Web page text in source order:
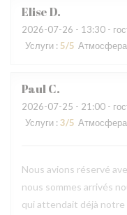
EliseD
2026-07-26 - 13:30 -
Услуги : 5/5 Атмосфера
PaulC
2026-07-25 - 21:00 -
Услуги : 3/5 Атмосфера
Nous avions réservé
nous sommes arrivés
qui attendait déjà notre